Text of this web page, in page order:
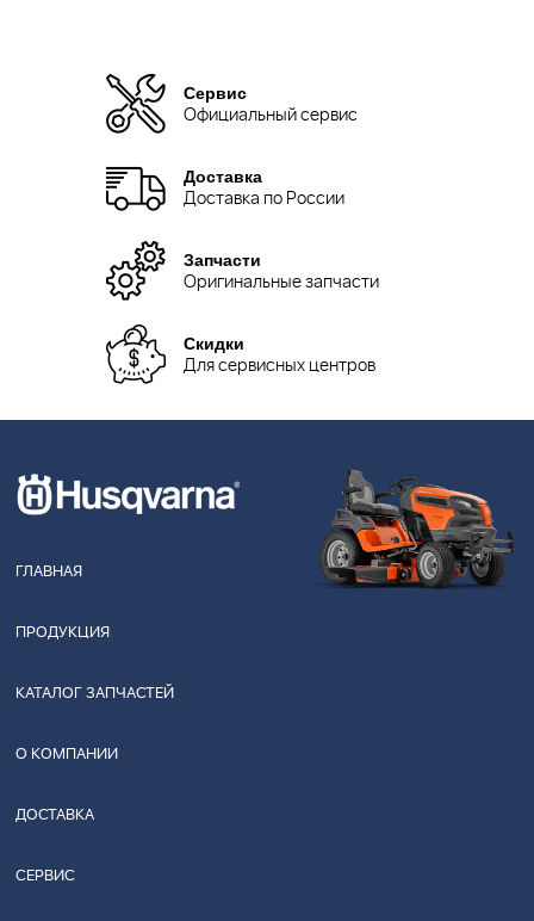
Сервис
Официальный сервис
Доставка
Доставка по России
Запчасти
Оригинальные запчасти
Скидки
Для сервисных центров
ГЛАВНАЯ
ПРОДУКЦИЯ
КАТАЛОГ ЗАПЧАСТЕЙ
О КОМПАНИИ
ДОСТАВКА
СЕРВИС